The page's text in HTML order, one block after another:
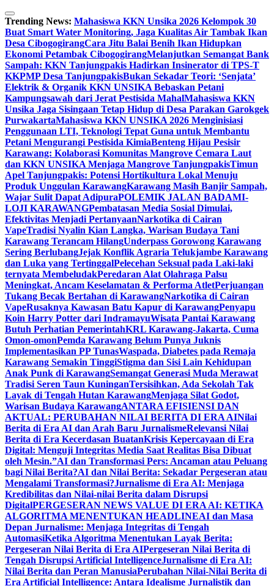
Skip
to
content
Trending News: Mahasiswa KKN Unsika 2026 Kelompok 30
Buat Smart Water Monitoring, Jaga Kualitas Air Tambak Ikan
Desa CibogogirangCara Jitu Balai Benih Ikan Hidupkan
Ekonomi Petambak CibogogirangMelanjutkan Semangat Bank
Sampah: KKN Tanjungpakis Hadirkan Insinerator di TPS-T
KKPMP Desa TanjungpakisBukan Sekadar Teori: ‘Senjata’
Elektrik & Organik KKN UNSIKA Bebaskan Petani
Kampungsawah dari Jerat Pestisida MahalMahasiswa KKN
Unsika Jaga Sisingaan Tetap Hidup di Desa Parakan Garokgek
PurwakartaMahasiswa KKN UNSIKA 2026 Menginisiasi
Penggunaan LTI, Teknologi Tepat Guna untuk Membantu
Petani Mengurangi Pestisida KimiaBenteng Hijau Pesisir
Karawang: Kolaborasi Komunitas Mangrove Cemara Laut
dan KKN UNSIKA Menjaga Mangrove TanjungpakisTimun
Apel Tanjungpakis: Potensi Hortikultura Lokal Menuju
Produk Unggulan KarawangKarawang Masih Banjir Sampah,
Wajar Sulit Dapat AdipuraPOLEMIK JALAN BADAMI-
LOJI KARAWANGPembatasan Media Sosial Dimulai,
Efektivitas Menjadi PertanyaanNarkotika di Cairan
VapeTradisi Nyalin Kian Langka, Warisan Budaya Tani
Karawang Terancam HilangUnderpass Gorowong Karawang
Sering BerlubangJejak Konflik Agraria Telukjambe Karawang
dan Luka yang TertinggalPelecehan Seksual pada Laki-laki
ternyata MembeludakPeredaran Alat Olahraga Palsu
Meningkat, Ancam Keselamatan & Performa AtletPerjuangan
Tukang Becak Bertahan di KarawangNarkotika di Cairan
VapeRusaknya Kawasan Batu Kapur di KarawangPenyapu
Koin Harry Potter dari IndramayuWisata Pantai Karawang
Butuh Perhatian PemerintahKRL Karawang-Jakarta, Cuma
Omon-omonPemda Karawang Belum Punya Juknis
Implementasikan PP TunasWaspada, Diabetes pada Remaja
Karawang Semakin TinggiStigma dan Sisi Lain Kehidupan
Anak Punk di KarawangSemangat Generasi Muda Merawat
Tradisi Seren Taun KuninganTersisihkan, Ada Sekolah Tak
Layak di Tengah Hutan KarawangMenjaga Silat Godot,
Warisan Budaya KarawangANTARA EFISIENSI DAN
AKTUAL: PERUBAHAN NILAI BERITA DI ERA AINilai
Berita di Era AI dan Arah Baru JurnalismeRelevansi Nilai
Berita di Era Kecerdasan BuatanKrisis Kepercayaan di Era
Digital: Menguji Integritas Media Saat Realitas Bisa Dibuat
oleh Mesin.”AI dan Transformasi Pers: Ancaman atau Peluang
bagi Nilai Berita?AI dan Nilai Berita: Sekadar Pergeseran atau
Mengalami Transformasi?Jurnalisme di Era AI: Menjaga
Kredibilitas dan Nilai-nilai Berita dalam Disrupsi
DigitalPERGESERAN NEWS VALUE DI ERA AI: KETIKA
ALGORITMA MENENTUKAN HEADLINEAI dan Masa
Depan Jurnalisme: Menjaga Integritas di Tengah
AutomasiKetika Algoritma Menentukan Layak Berita:
Pergeseran Nilai Berita di Era AIPergeseran Nilai Berita di
Tengah Disrupsi Artificial IntelligenceJurnalisme di Era AI:
Nilai Berita dan Peran ManusiaPerubahan Nilai-Nilai Berita di
Era Artificial Intelligence: Antara Idealisme Jurnalistik dan